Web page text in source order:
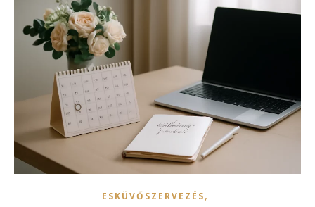
ESKÜVŐSZERVEZÉS,